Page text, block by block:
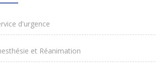
d'urgence
et Réanimation